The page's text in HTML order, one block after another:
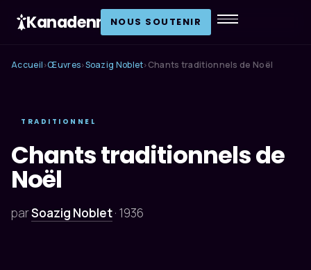
Kanadenn NOUS SOUTENIR
Accueil ›Œuvres›Soazig Noblet› Chants traditionnels de Noël
TRADITIONNEL
Chants traditionnels de
Noël
parSoazig Noblet· 1936